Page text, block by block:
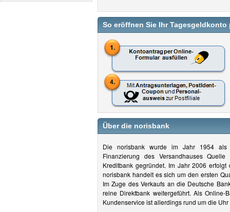
So eröffnen Sie Ihr Tagesgeldkonto
Über die norisbank
Die norisbank wurde im Jahr 1954
Finanzierung des Versandhauses
Kreditbank gegründet. Im Jahr 2006
norisbank handelt es sich um den ersten
Im Zuge des Verkaufs an die Deutsche
reine Direktbank weitergeführt. Als
Kundenservice ist allerdings rund um die